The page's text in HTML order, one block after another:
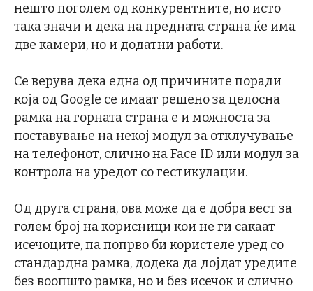
нешто поголем од конкурентните, но исто
така значи и дека на предната страна ќе има
две камери, но и додатни работи.
Се верува дека една од причините поради
која од Google се имаат решено за целосна
рамка на горната страна е и можноста за
поставување на некој модул за отклучување
на телефонот, слично на Face ID или модул за
контрола на уредот со гестикулации.
Од друга страна, ова може да е добра вест за
голем број на корисници кои не ги сакаат
исечоците, па попрво би користеле уред со
стандардна рамка, додека да дојдат уредите
без воопшто рамка, но и без исечок и слично